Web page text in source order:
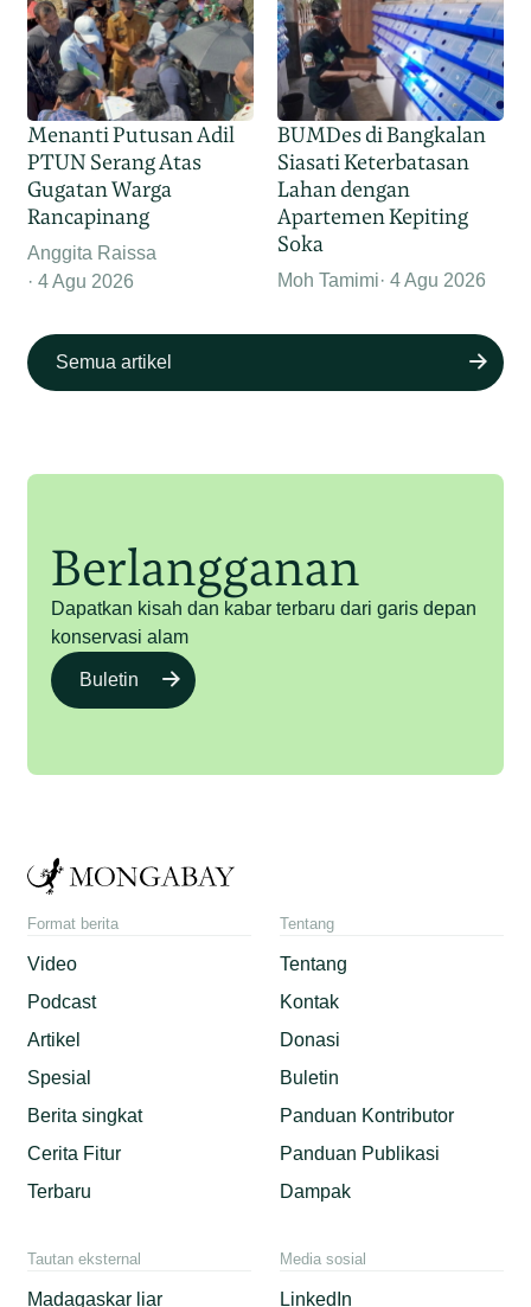
Menanti Putusan Adil
PTUN Serang Atas
Gugatan Warga
Rancapinang
Anggita Raissa
4 Agu 2026
BUMDes di Bangkalan
Siasati Keterbatasan
Lahan dengan
Apartemen Kepiting
Soka
Moh Tamimi 4 Agu 2026
Semua artikel
Berlangganan
Dapatkan kisah dan kabar terbaru dari garis depan
konservasi alam
Buletin
Format berita
Video
Podcast
Artikel
Spesial
Berita singkat
Cerita Fitur
Terbaru
Tentang
Tentang
Kontak
Donasi
Buletin
Panduan Kontributor
Panduan Publikasi
Dampak
Tautan eksternal
Madagaskar liar
Media sosial
LinkedIn